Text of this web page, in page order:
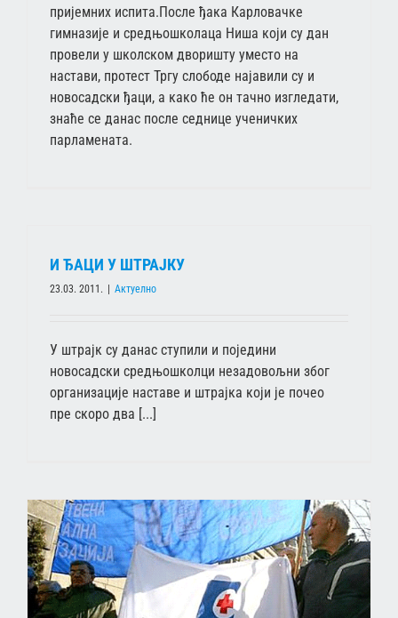
пријемних испита.После ђака Карловачке
гимназије и средњошколаца Ниша који су дан
провели у школском дворишту уместо на
настави, протест Тргу слободе најавили су и
новосадски ђаци, а како ће он тачно изгледати,
знаће се данас после седнице ученичких
парламената.
И ЂАЦИ У ШТРАЈКУ
23.03. 2011. Актуелно
У штрајк су данас ступили и поједини
новосадски средњошколци незадовољни због
организације наставе и штрајка који је почео
пре скоро два [...]